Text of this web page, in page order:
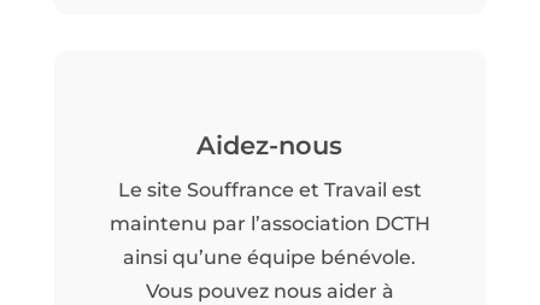
Aidez-nous
Le site Souffrance et Travail est
maintenu par l’association DCTH
ainsi qu’une équipe bénévole.
Vous pouvez nous aider à